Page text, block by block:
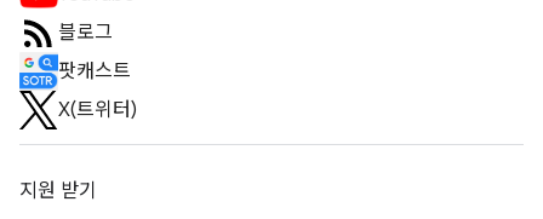
블로그
팟캐스트
X(트위터)
지원 받기